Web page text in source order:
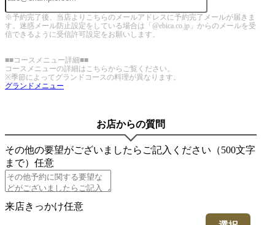
※予約完了後、当店よりこちらのメールアドレスに予約完了メールが届きま
す。迷惑メール防止設定をしている場合は「@ebica.co.jp」からのメールを受
信できるように受信許可設定をお願いします。
■■コースメニュー詳細■■
コースメニューの詳細はこちらからご覧ください。
※季節によってグランドコースの料理が異なります。
グランドメニュー
お店からの質問
その他の要望がございましたらご記入ください（500文字
まで） 任意
来店きっかけ任意